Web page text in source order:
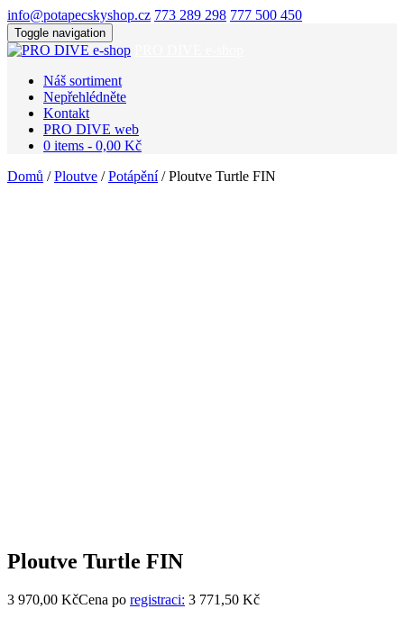
info@potapecskyshop.cz 773 289 298 777 500 450
Toggle navigation
Náš sortiment
Nepřehlédněte
Kontakt
PRO DIVE web
0 items - 0,00 Kč
Domů /Ploutve /Potápění/ Ploutve Turtle FIN
Ploutve Turtle FIN
3 970,00 KčCena po registraci: 3 771,50 Kč